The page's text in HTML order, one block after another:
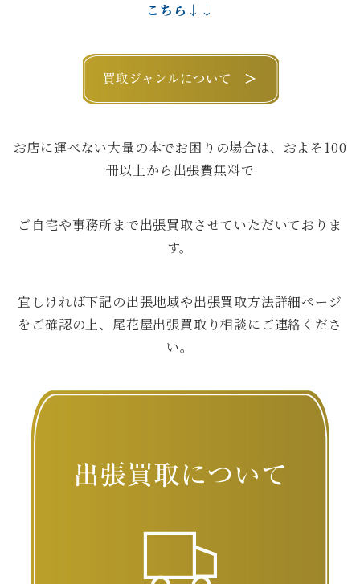
こちら↓↓
お店に運べない大量の本でお困りの場合は、およそ100
冊以上から出張費無料で
ご自宅や事務所まで出張買取させていただいておりま
す。
宜しければ下記の出張地域や出張買取方法詳細ページ
をご確認の上、尾花屋出張買取り相談にご連絡くださ
い。